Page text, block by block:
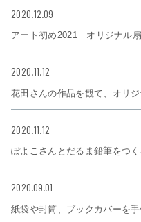
2020.12.09
アート初め2021 オリジナル
2020.11.12
花田さんの作品を観て、オリ
2020.11.12
ぽよこさんとだるま鉛筆をつく
2020.09.01
紙袋や封筒、ブックカバーを手